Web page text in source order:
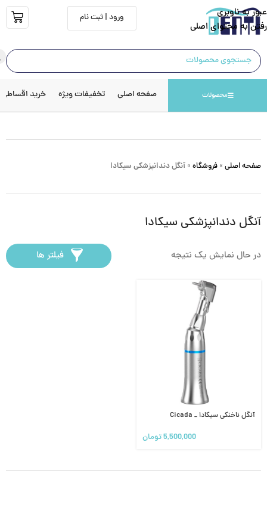
عبور به ناوبری
رفتن به محتوای اصلی
ورود | ثبت نام
محصولات صفحه اصلی تخفیفات ویژه خرید اقساطی
صفحه اصلی » فروشگاه » آنگل دندانپزشکی سیکادا
آنگل دندانپزشکی سیکادا
در حال نمایش یک نتیجه فیلتر ها
آنگل ناخنکی سیکادا _ Cicada
5,500,000تومان